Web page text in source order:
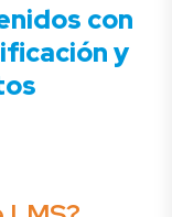
con
y